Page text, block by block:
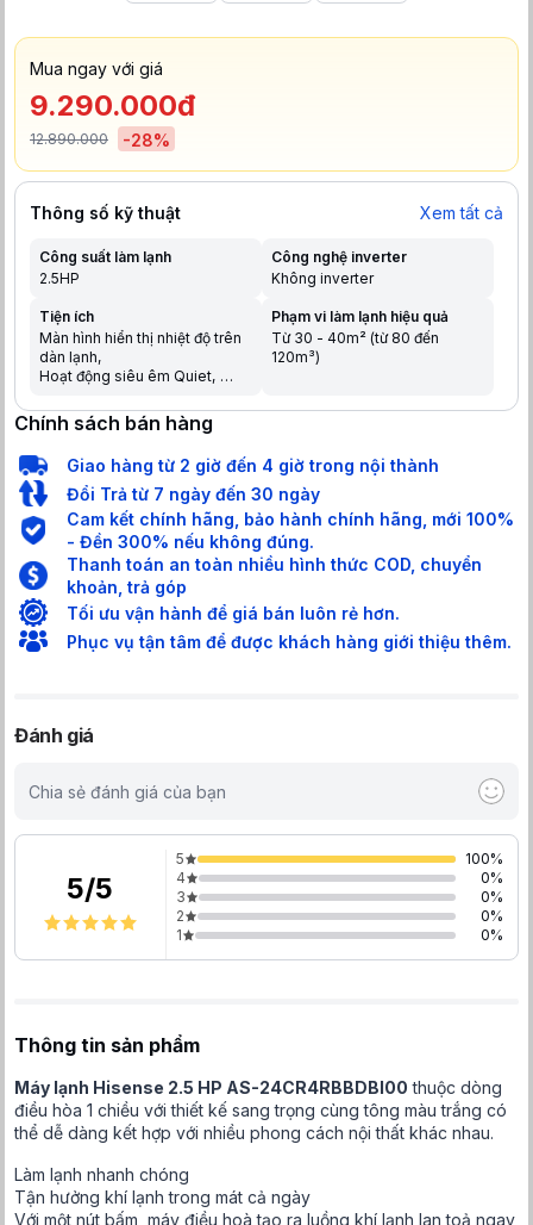
Mua ngay với giá
9.290.000đ
12.890.000 -28%
Thông số kỹ thuật Xem tất cả
Công suất làm lạnh
2.5HP
Công nghệ inverter
Không inverter
Tiện ích
Màn hình hiển thị nhiệt độ trên
dàn lạnh
Hoạt động siêu êm Quiet
Tự khởi động lại khi có điện
Hẹn giờ bật tắt máy
Dàn nóng có lớp phủ chống
ăn mòn
Chức năng tự chẩn đoán lỗi
Hiển thị màn hình điện tử
Chức năng khóa an toàn cho
trẻ em
Làm lạnh nhanh trong tích tắc
khi mới bật máy
Phạm vi làm lạnh hiệu quả
Từ 30 - 40m² (từ 80 đến
120m³)
Chính sách bán hàng
Giao hàng từ 2 giờ đến 4 giờ trong nội thành
Đổi Trả từ 7 ngày đến 30 ngày
Cam kết chính hãng, bảo hành chính hãng, mới 100%
- Đền 300% nếu không đúng.
Thanh toán an toàn nhiều hình thức COD, chuyển
khoản, trả góp
Tối ưu vận hành để giá bán luôn rẻ hơn.
Phục vụ tận tâm để được khách hàng giới thiệu thêm.
Đánh giá
Chia sẻ đánh giá của bạn
5/5
5 100%
4
0%
3
0%
2
0%
1
0%
Thông tin sản phẩm
Máy lạnh Hisense 2.5 HP AS-24CR4RBBDBI00 thuộc dòng
điều hòa 1 chiều với thiết kế sang trọng cùng tông màu trắng có
thể dễ dàng kết hợp với nhiều phong cách nội thất khác nhau.
Làm lạnh nhanh chóng
Tận hưởng khí lạnh trong mát cả ngày
Với một nút bấm, máy điều hoà tạo ra luồng khí lạnh lan toả ngay